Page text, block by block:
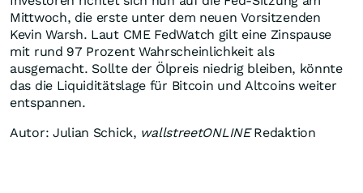
Mittwoch, die erste unter dem neuen Vorsitzenden
Kevin Warsh. Laut CME FedWatch gilt eine Zinspause
mit rund 97 Prozent Wahrscheinlichkeit als
ausgemacht. Sollte der Ölpreis niedrig bleiben, könnte
das die Liquiditätslage für Bitcoin und Altcoins weiter
entspannen.
Autor: Julian Schick, wallstreetONLINERedaktion